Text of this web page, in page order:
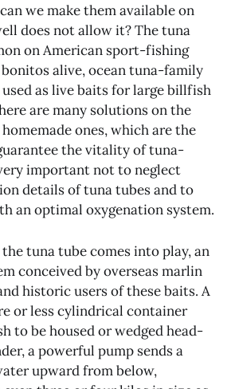
we make them available on
does not allow it? The tuna
on American sport-fishing
alive, ocean tuna-family
as live baits for large billfish
are many solutions on the
ones, which are the
the vitality of tuna-
important not to neglect
details of tuna tubes and to
an optimal oxygenation system.
tuna tube comes into play, an
conceived by overseas marlin
historic users of these baits. A
or less cylindrical container
to be housed or wedged head-
a powerful pump sends a
upward from below,